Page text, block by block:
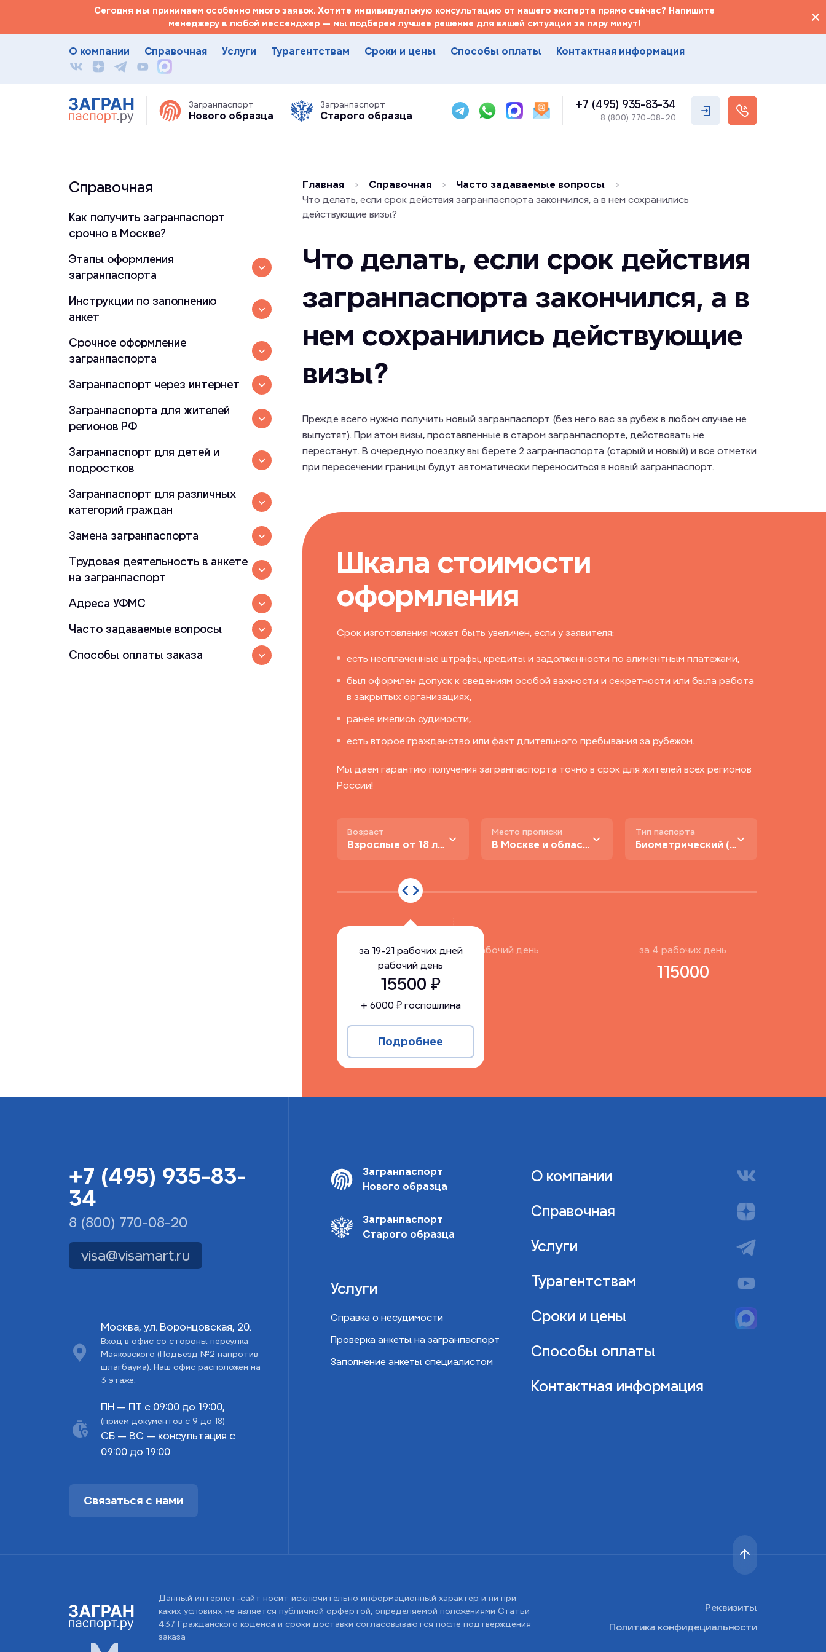
Сегодня мы принимаем особенно много заявок. Хотите индивидуальную консультацию от нашего эксперта прямо сейчас? Напишите
менеджеру в любой мессенджер — мы подберем лучшее решение для вашей ситуации за пару минут!
О компании Справочная Услуги Турагентствам Сроки и цены Способы оплаты Контактная информация
Загранпаспорт
Нового образца
Загранпаспорт
Старого образца
+7 (495) 935-83-34
8 (800) 770-08-20
Справочная
Как получить загранпаспорт
срочно в Москве?
Этапы оформления
загранпаспорта
Инструкции по заполнению
анкет
Срочное оформление
загранпаспорта
Загранпаспорт через интернет
Загранпаспорта для жителей
регионов РФ
Загранпаспорт для детей и
подростков
Загранпаспорт для различных
категорий граждан
Замена загранпаспорта
Трудовая деятельность в анкете
на загранпаспорт
Адреса УФМС
Часто задаваемые вопросы
Способы оплаты заказа
Главная Справочная
Часто задаваемые вопросы
Что делать, если срок действия загранпаспорта закончился, а в нем сохранились
действующие визы?
Что делать, если срок действия
загранпаспорта закончился, а в
нем сохранились действующие
визы?
Прежде всего нужно получить новый загранпаспорт (без него вас за рубеж в любом случае не
выпустят). При этом визы, проставленные в старом загранпаспорте, действовать не
перестанут. В очередную поездку вы берете 2 загранпаспорта (старый и новый) и все отметки
при пересечении границы будут автоматически переноситься в новый загранпаспорт.
Шкала стоимости
оформления
Срок изготовления может быть увеличен, если у заявителя:
есть неоплаченные штрафы, кредиты и задолженности по алиментным платежами,
был оформлен допуск к сведениям особой важности и секретности или была работа
в закрытых организациях,
ранее имелись судимости,
есть второе гражданство или факт длительного пребывания за рубежом.
Мы даем гарантию получения загранпаспорта точно в срок для жителей всех регионов
России!
Возраст
Взрослые от 18 лет
Место прописки
В Москве и области
Тип паспорта
Биометрический (нового образца)
за19-21 рабочих дней рабочий день
15500
за 4 рабочиx день
115000
за 19-21 рабочих дней
рабочий день
15500 ₽
+ 6000₽ госпошлина
Подробнее
+7 (495) 935-83-
34
8 (800) 770-08-20
visa@visamart.ru
Москва, ул. Воронцовская, 20.
Вход в офис со стороны переулка
Маяковского (Подъезд №2 напротив
шлагбаума). Наш офис расположен на
3 этаже.
ПН — ПТ с 09:00 до 19:00,
(прием документов с 9 до 18)
СБ — ВС — консультация с
09:00 до 19:00
Связаться с нами
Загранпаспорт
Нового образца
Загранпаспорт
Старого образца
Услуги
Справка о несудимости
Проверка анкеты на загранпаспорт
Заполнение анкеты специалистом
О компании
Справочная
Услуги
Турагентствам
Сроки и цены
Способы оплаты
Контактная информация
Данный интернет-сайт носит исключительно информационный характер и ни при
каких условиях не является публичной орфертой, определяемой положениями Статьи
437 Гражданского коденса и сроки доставки согласовываются после подтверждения
заказа
Реквизиты
Политика конфидециальности